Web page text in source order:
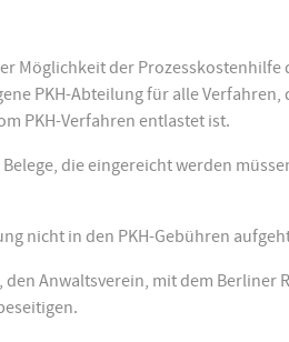
Möglichkeit der Prozesskostenhilfe
PKH-Abteilung für alle
PKH-Verfahren entlastet ist.
die eingereicht werden
nicht in den PKH-Gebühren
Anwaltsverein, mit dem Berliner